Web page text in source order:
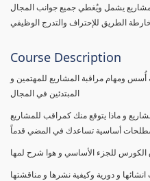
يشمل ويُغطي جميع جوانب المجال
الطريق للإحتراف والتدرج الوظيفي
Course Description
ومهام مراقبة المشاريع للمهتمين و
المبتدئين في المجال
و ماذا يتوقع منك كمراقب للمشاريع
أساسية تساعدك في المضي قدماً
و دورية وكيفية نشرها و مناقشتها